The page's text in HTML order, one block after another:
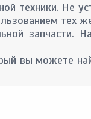
техники. Не
тех
запчасти.
вы можете